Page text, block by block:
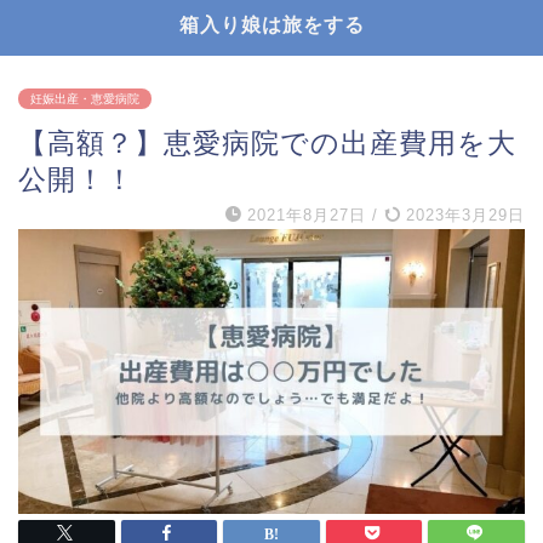
箱入り娘は旅をする
妊娠出産・恵愛病院
【高額？】恵愛病院での出産費用を大
公開！！
2021年8月27日 / 2023年3月29日